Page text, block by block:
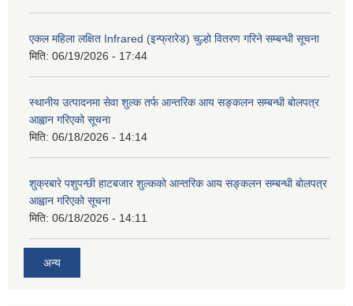
एकल महिला लक्षित Infrared (इन्फ्रारेड) चुल्हो वितरण गरिने सम्बन्धी सूचना
मिति: 06/19/2026 - 17:44
स्थानीय उत्पादनमा सेवा शुल्क तर्फ आन्तरिक आय सङ्कलन सम्बन्धी बोलपत्र
आह्वान गरिएको सूचना
मिति: 06/18/2026 - 14:14
शुक्रबारे पशुपन्छी हाटबजार शुल्कको आन्तरिक आय सङ्कलन सम्बन्धी बोलपत्र
आह्वान गरिएको सूचना
मिति: 06/18/2026 - 14:11
अन्य